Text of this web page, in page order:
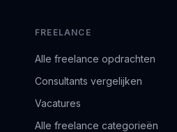
FREELANCE
Alle freelance opdrachten
Consultants vergelijken
Vacatures
Alle freelance categorieën